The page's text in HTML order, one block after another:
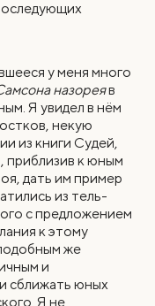
у меня много
назореяв
Я увидел в нём
некую
из книги Судей,
приблизив к юным
дать им пример
из тель-
с предложением
к этому
же
и
сближать юных
Я не